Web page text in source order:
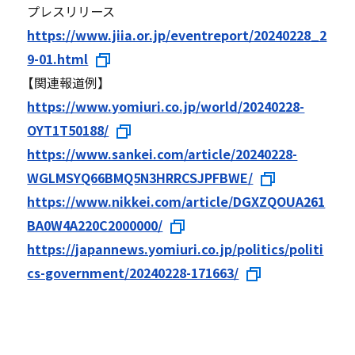
プレスリリース
https://www.jiia.or.jp/eventreport/20240228_2
9-01.html
【関連報道例】
https://www.yomiuri.co.jp/world/20240228-
OYT1T50188/
https://www.sankei.com/article/20240228-
WGLMSYQ66BMQ5N3HRRCSJPFBWE/
https://www.nikkei.com/article/DGXZQOUA261
BA0W4A220C2000000/
https://japannews.yomiuri.co.jp/politics/politi
cs-government/20240228-171663/